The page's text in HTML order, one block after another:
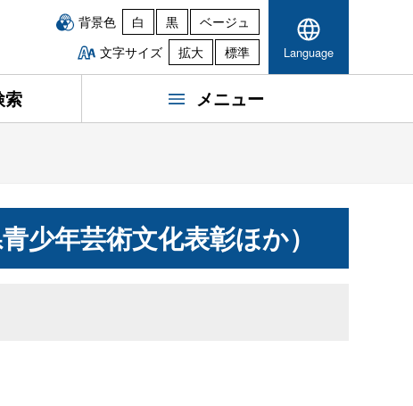
背景色 白 黒
ベージュ
文字サイズ
拡大 標準 Language
索 メニュー
少年芸術文化表彰ほか）